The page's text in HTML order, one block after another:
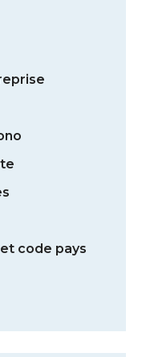
code pays